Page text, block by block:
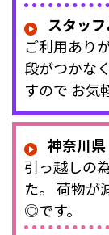
スタッフ
ご利用あり
段がつかな
すので お気
神奈川
引っ越しの
た。 荷物が
◎です。